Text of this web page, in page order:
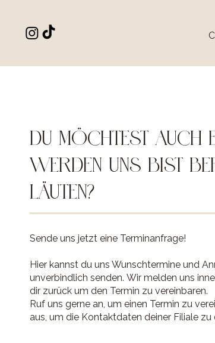
DU MÖCHTEST AUCH
WERDEN UNS BIST
LÄUTEN?
Sende uns jetzt eine Terminanfrage!
Hier kannst du uns Wunschtermine und
unverbindlich senden. Wir melden uns
dir zurück um den Termin zu vereinbaren.
Ruf uns gerne an, um einen Termin zu
aus, um die Kontaktdaten deiner Filiale zu